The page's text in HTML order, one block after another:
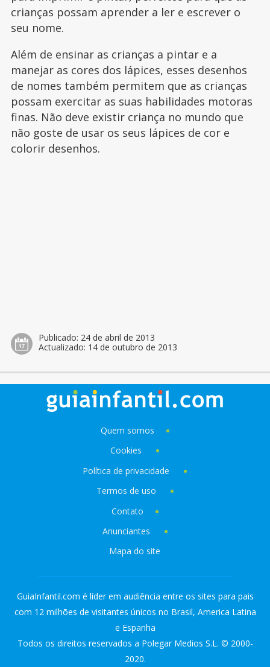
crianças possam aprender a ler e escrever o
seu nome.
Além de ensinar as crianças a pintar e a
manejar as cores dos lápices, esses desenhos
de nomes também permitem que as crianças
possam exercitar as suas habilidades motoras
finas. Não deve existir criança no mundo que
não goste de usar os seus lápices de cor e
colorir desenhos.
Publicado: 24 de abril de 2013
Actualizado: 14 de outubro de 2013
Quem somos
Cookies
Política de privacidade
Termos de uso
Contato
Anunciantes
Mapa do site
GuiaInfantil.com é líder em audiência entre os sites para pais
com 12 milhões de visitantes únicos no Brasil, America Latina
e Espanha
Todos os direitos reservados a Polegar Medios S.L. © 2000-
2020.